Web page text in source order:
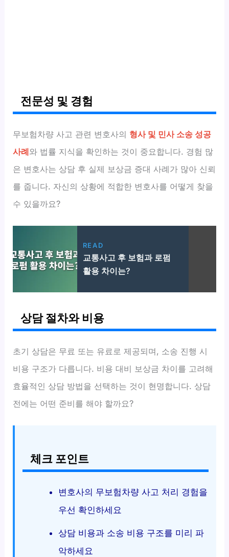
전문성 및 경험
무보험차량 사고 관련 변호사의 형사 및 민사 소송 성공
사례와 법률 지식을 확인하는 것이 중요합니다. 경험 많
은 변호사는 상담 후 실제 보상금 증대 사례가 많아 신뢰
를 줍니다. 자신의 상황에 적합한 변호사를 어떻게 찾을
수 있을까요?
READ
교통사고 후 보험과 로펌
활용 차이는?
상담 절차와 비용
초기 상담은 무료 또는 유료로 제공되며, 소송 진행 시
비용 구조가 다릅니다. 비용 대비 보상금 차이를 고려해
효율적인 상담 방법을 선택하는 것이 현명합니다. 상담
전에는 어떤 준비를 해야 할까요?
체크 포인트
변호사의 무보험차량 사고 처리 경험을
우선 확인하세요
상담 비용과 소송 비용 구조를 미리 파
악하세요